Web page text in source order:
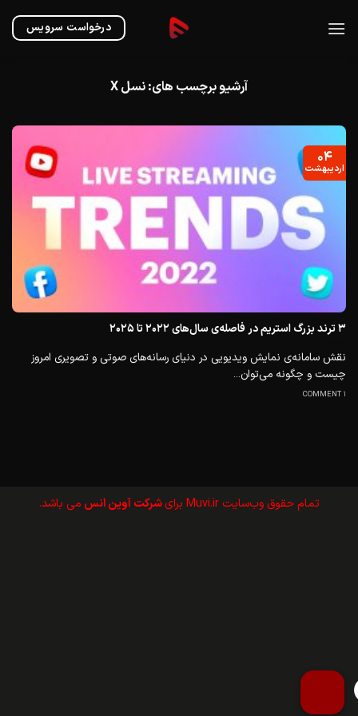
درخواست سرویس
آرشیو برچسب های:نسل X
۳ ترند بزرگ استریم در فاصله‌ی سال‌های ۲۰۲۲ تا ۲۰۲۵
نقش سامانه‌ی نمایش ویدیویی در دنیای رسانه‌های صوتی و تصویری امروز
چیست و چگونه می‌توان...
1 COMMENT
۰۴
اردیبهشت
تمام حقوق وب‌سايت Muvi.ir برای شرکت آوین انس می باشد.